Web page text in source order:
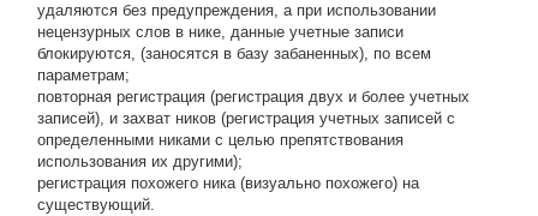
удаляются без предупреждения, а при использовании
нецензурных слов в нике, данные учетные записи
блокируются, (заносятся в базу забаненных), по всем
параметрам;
повторная регистрация (регистрация двух и более учетных
записей), и захват ников (регистрация учетных записей с
определенными никами с целью препятствования
использования их другими);
регистрация похожего ника (визуально похожего) на
существующий.